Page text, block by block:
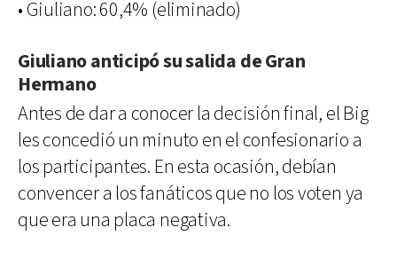
• Giuliano: 60,4% (eliminado)
Giuliano anticipó su salida de Gran
Hermano
Antes de dar a conocer la decisión final, el Big
les concedió un minuto en el confesionario a
los participantes. En esta ocasión, debían
convencer a los fanáticos que no los voten ya
que era una placa negativa.